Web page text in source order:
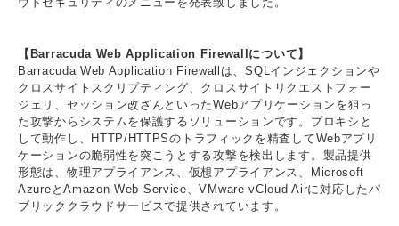
【Barracuda Web Application Firewallについて】
Barracuda Web Application Firewallは、SQLインジェクションや
クロスサイトスクリプティング、クロスサイトリクエストフォー
ジェリ、セッション改ざんといったWebアプリケーションを狙っ
た攻撃からシステムを保護するソリューションです。プロキシと
して動作し、HTTP/HTTPSのトラフィックを精査してWebアプリ
ケーションの脆弱性を突こうとする攻撃を検出します。製品提供
形態は、物理アプライアンス、仮想アプライアンス、Microsoft
AzureとAmazon Web Service、VMware vCloud Airに対応したパ
ブリッククラウドサービスで提供されています。